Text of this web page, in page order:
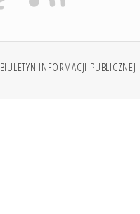
BIULETYN INFORMACJI PUBLICZNEJ